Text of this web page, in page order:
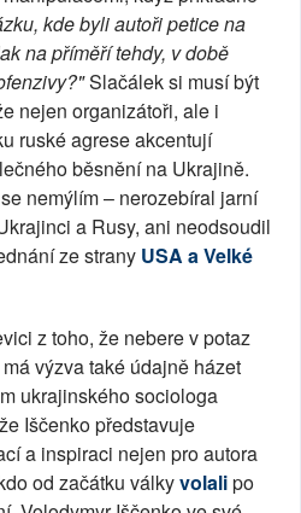
kde byli autoři petice na
na příměří tehdy, v době
Slačálek si musí být
nejen organizátoři, ale i
ruské agrese akcentují
běsnění na Ukrajině.
nemýlím – nerozebíral jarní
a Rusy, ani neodsoudil
ze strany USA a Velké
z toho, že nebere v potaz
výzva také údajně házet
ukrajinského sociologa
Iščenko představuje
a inspiraci nejen pro autora
od začátku válkyvolalipo